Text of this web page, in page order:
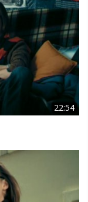
22:54